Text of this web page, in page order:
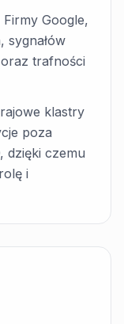
Google,
sygnałów
trafności
klastry
poza
dzięki czemu
i